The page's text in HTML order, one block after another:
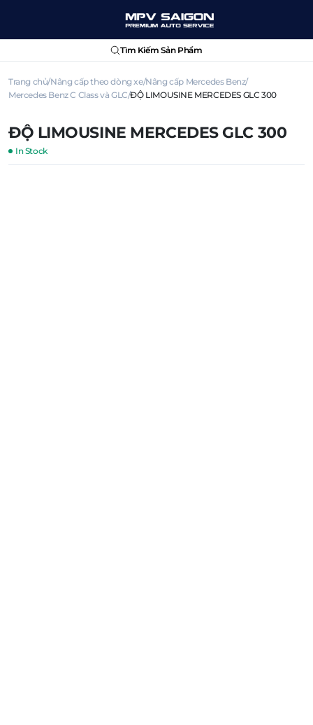
Tìm Kiếm Sản Phẩm
Trang chủ Nâng cấp theo dòng xe Nâng cấp Mercedes Benz
Mercedes Benz C Class và GLC ĐỘ LIMOUSINE MERCEDES GLC 300
ĐỘ LIMOUSINE MERCEDES GLC 300
In Stock